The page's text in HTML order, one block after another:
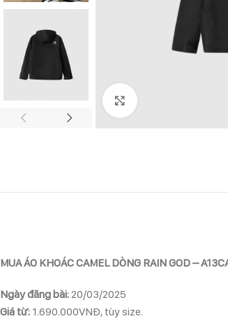
MUA ÁO KHOÁC CAMEL DÒNG RAIN GOD –
Ngày đăng bài: 20/03/2025
Giá từ: 1.690.000VNĐ, tùy size.